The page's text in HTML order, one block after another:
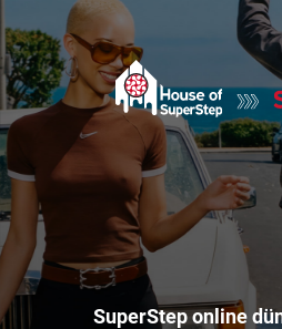
SuperStep online